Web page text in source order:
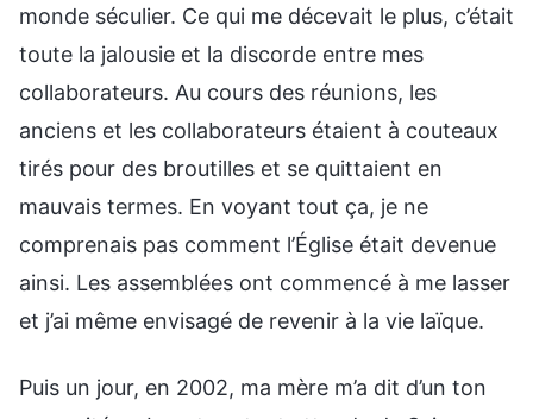
monde séculier. Ce qui me décevait le plus, c’était
toute la jalousie et la discorde entre mes
collaborateurs. Au cours des réunions, les
anciens et les collaborateurs étaient à couteaux
tirés pour des broutilles et se quittaient en
mauvais termes. En voyant tout ça, je ne
comprenais pas comment l’Église était devenue
ainsi. Les assemblées ont commencé à me lasser
et j’ai même envisagé de revenir à la vie laïque.
Puis un jour, en 2002, ma mère m’a dit d’un ton